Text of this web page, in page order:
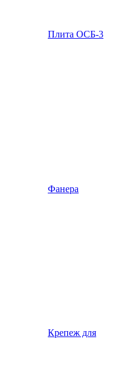
Плита ОСБ-3
Фанера
Крепеж для